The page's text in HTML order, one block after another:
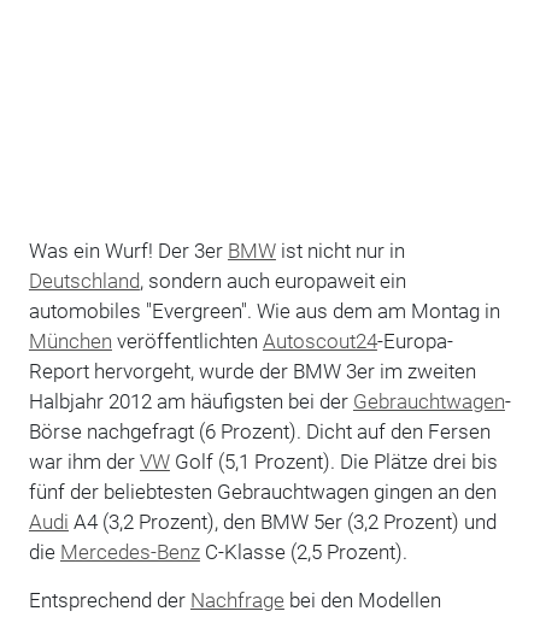
Was ein Wurf! Der 3er BMWist nicht nur in
Deutschland, sondern auch europaweit ein
automobiles "Evergreen". Wie aus dem am Montag in
München veröffentlichten Autoscout24-Europa-
Report hervorgeht, wurde der BMW 3er im zweiten
Halbjahr 2012 am häufigsten bei der Gebrauchtwagen-
Börse nachgefragt (6 Prozent). Dicht auf den Fersen
war ihm der VWGolf (5,1 Prozent). Die Plätze drei bis
fünf der beliebtesten Gebrauchtwagen gingen an den
Audi A4 (3,2 Prozent), den BMW 5er (3,2 Prozent) und
die Mercedes-BenzC-Klasse (2,5 Prozent).
Entsprechend der Nachfrage bei den Modellen